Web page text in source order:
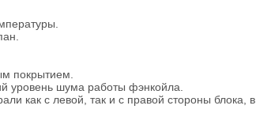
покрытием.
уровень шума работы фэнкойла.
как с левой, так и с правой стороны блока, в